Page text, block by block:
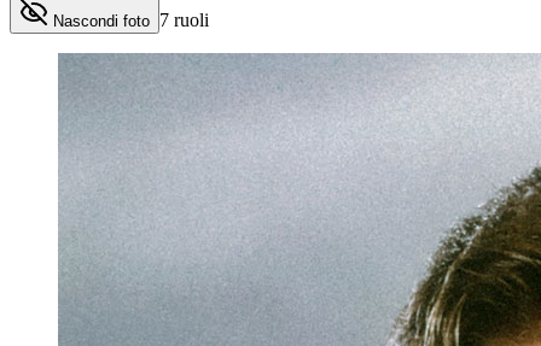
Nascondi foto 7 ruoli